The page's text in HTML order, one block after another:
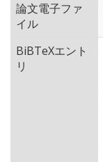
論文電子ファ
イル
BiBTeXエント
リ